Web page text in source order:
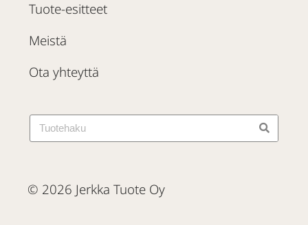
Tuote-esitteet
Meistä
Ota yhteyttä
© 2026 Jerkka Tuote Oy